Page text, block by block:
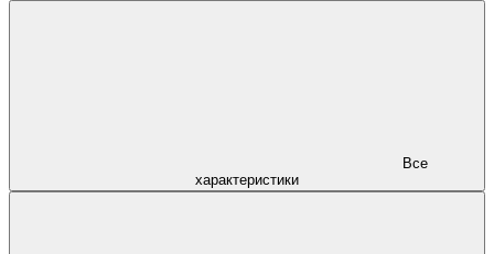
характеристики